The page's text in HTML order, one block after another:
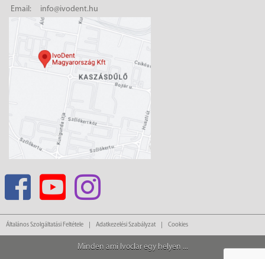
Email:
info@ivodent.hu
Általános Szolgáltatási Feltétele Adatkezelési Szabályzat Cookies
Minden ami Ivoclar egy helyen ...